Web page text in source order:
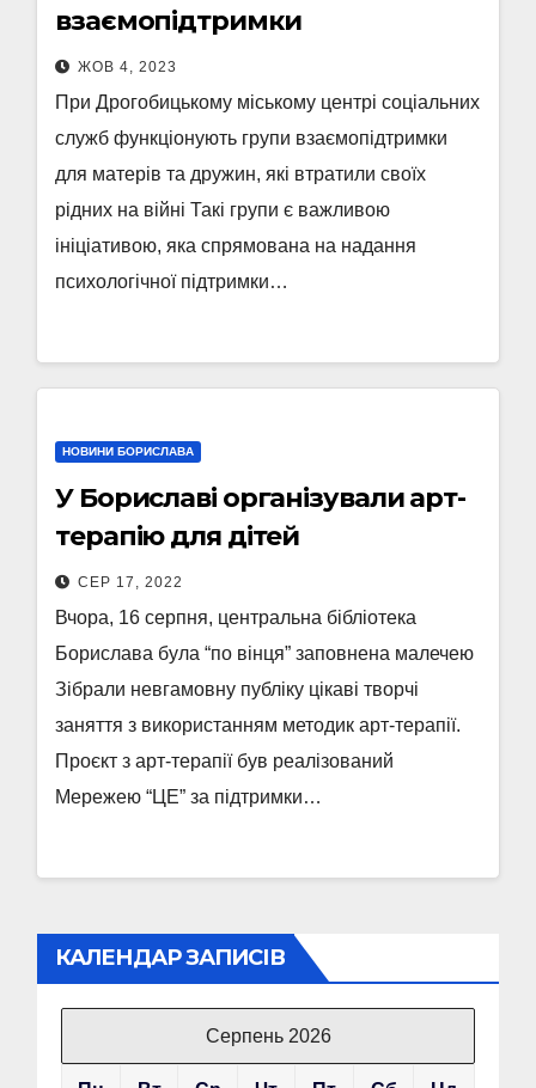
взаємопідтримки
ЖОВ 4, 2023
При Дрогобицькому міському центрі соціальних
служб функціонують групи взаємопідтримки
для матерів та дружин, які втратили своїх
рідних на війні Такі групи є важливою
ініціативою, яка спрямована на надання
психологічної підтримки…
НОВИНИ БОРИСЛАВА
У Бориславі організували арт-
терапію для дітей
СЕР 17, 2022
Вчора, 16 серпня, центральна бібліотека
Борислава була “по вінця” заповнена малечею
Зібрали невгамовну публіку цікаві творчі
заняття з використанням методик арт-терапії.
Проєкт з арт-терапії був реалізований
Мережею “ЦЕ” за підтримки…
КАЛЕНДАР ЗАПИСІВ
Серпень 2026